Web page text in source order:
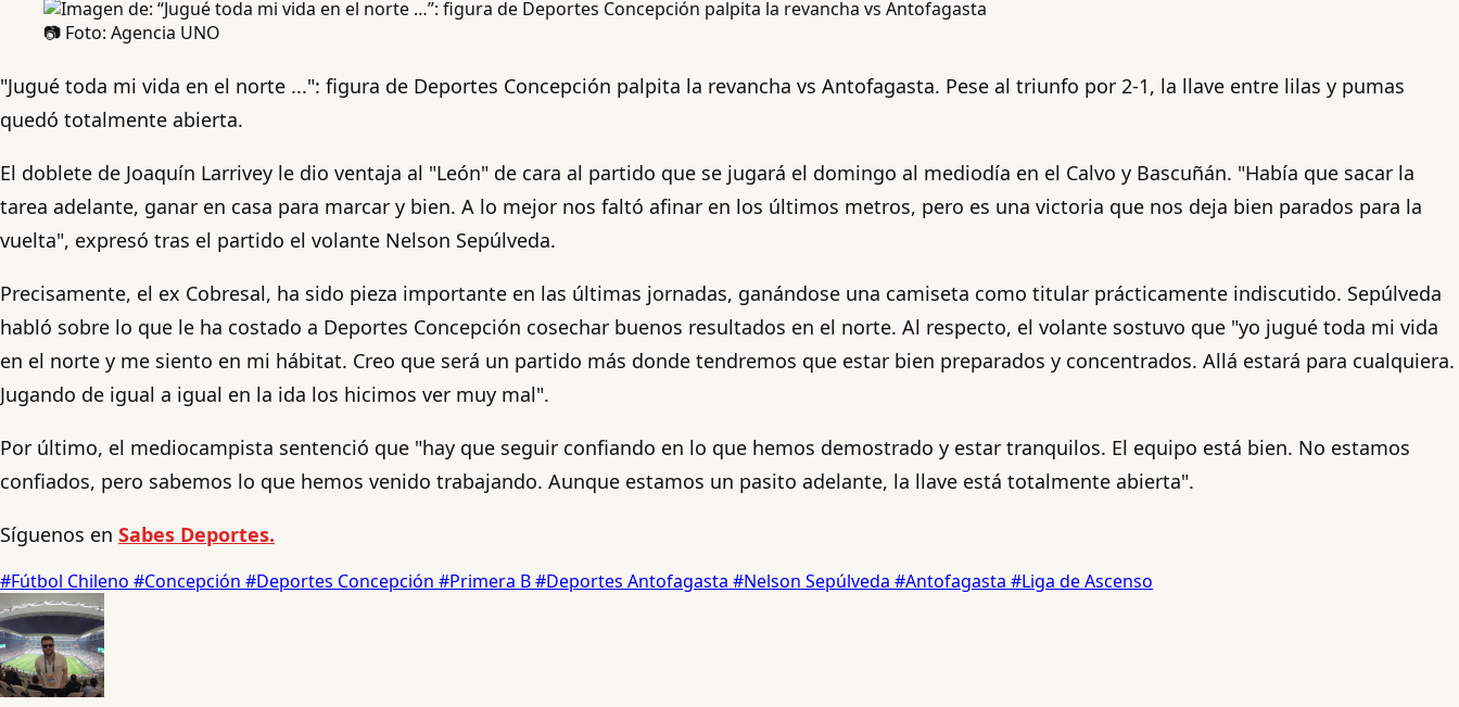
📷 Foto: Agencia UNO
"Jugué toda mi vida en el norte ...": figura de Deportes Concepción palpita la revancha vs Antofagasta. Pese al triunfo por 2-1, la llave entre lilas y pumas
quedó totalmente abierta.
El doblete de Joaquín Larrivey le dio ventaja al "León" de cara al partido que se jugará el domingo al mediodía en el Calvo y Bascuñán. "Había que sacar la
tarea adelante, ganar en casa para marcar y bien. A lo mejor nos faltó afinar en los últimos metros, pero es una victoria que nos deja bien parados para la
vuelta", expresó tras el partido el volante Nelson Sepúlveda.
Precisamente, el ex Cobresal, ha sido pieza importante en las últimas jornadas, ganándose una camiseta como titular prácticamente indiscutido. Sepúlveda
habló sobre lo que le ha costado a Deportes Concepción cosechar buenos resultados en el norte. Al respecto, el volante sostuvo que "yo jugué toda mi vida
en el norte y me siento en mi hábitat. Creo que será un partido más donde tendremos que estar bien preparados y concentrados. Allá estará para cualquiera.
Jugando de igual a igual en la ida los hicimos ver muy mal".
Por último, el mediocampista sentenció que "hay que seguir confiando en lo que hemos demostrado y estar tranquilos. El equipo está bien. No estamos
confiados, pero sabemos lo que hemos venido trabajando. Aunque estamos un pasito adelante, la llave está totalmente abierta".
Síguenos en Sabes Deportes.
#Fútbol Chileno #Concepción #Deportes Concepción #Primera B#Deportes Antofagasta #Nelson Sepúlveda #Antofagasta #Liga de Ascenso